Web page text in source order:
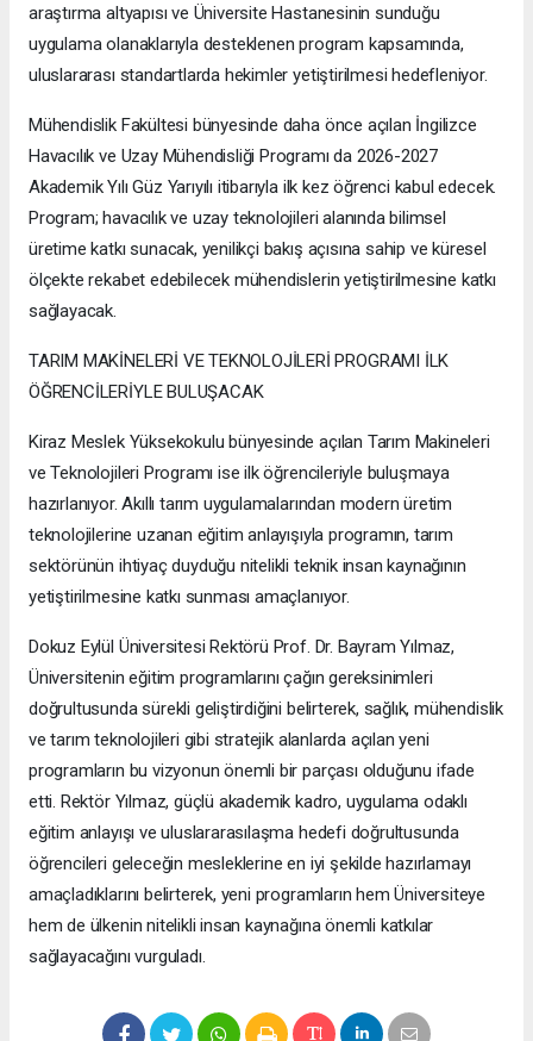
araştırma altyapısı ve Üniversite Hastanesinin sunduğu
uygulama olanaklarıyla desteklenen program kapsamında,
uluslararası standartlarda hekimler yetiştirilmesi hedefleniyor.
Mühendislik Fakültesi bünyesinde daha önce açılan İngilizce
Havacılık ve Uzay Mühendisliği Programı da 2026-2027
Akademik Yılı Güz Yarıyılı itibarıyla ilk kez öğrenci kabul edecek.
Program; havacılık ve uzay teknolojileri alanında bilimsel
üretime katkı sunacak, yenilikçi bakış açısına sahip ve küresel
ölçekte rekabet edebilecek mühendislerin yetiştirilmesine katkı
sağlayacak.
TARIM MAKİNELERİ VE TEKNOLOJİLERİ PROGRAMI İLK
ÖĞRENCİLERİYLE BULUŞACAK
Kiraz Meslek Yüksekokulu bünyesinde açılan Tarım Makineleri
ve Teknolojileri Programı ise ilk öğrencileriyle buluşmaya
hazırlanıyor. Akıllı tarım uygulamalarından modern üretim
teknolojilerine uzanan eğitim anlayışıyla programın, tarım
sektörünün ihtiyaç duyduğu nitelikli teknik insan kaynağının
yetiştirilmesine katkı sunması amaçlanıyor.
Dokuz Eylül Üniversitesi Rektörü Prof. Dr. Bayram Yılmaz,
Üniversitenin eğitim programlarını çağın gereksinimleri
doğrultusunda sürekli geliştirdiğini belirterek, sağlık, mühendislik
ve tarım teknolojileri gibi stratejik alanlarda açılan yeni
programların bu vizyonun önemli bir parçası olduğunu ifade
etti. Rektör Yılmaz, güçlü akademik kadro, uygulama odaklı
eğitim anlayışı ve uluslararasılaşma hedefi doğrultusunda
öğrencileri geleceğin mesleklerine en iyi şekilde hazırlamayı
amaçladıklarını belirterek, yeni programların hem Üniversiteye
hem de ülkenin nitelikli insan kaynağına önemli katkılar
sağlayacağını vurguladı.